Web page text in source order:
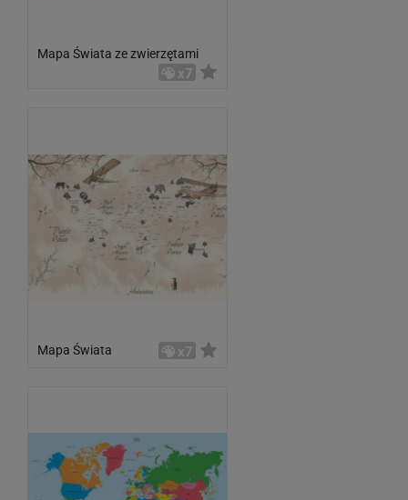
Mapa Świata ze zwierzętami
x7
Mapa Świata x7